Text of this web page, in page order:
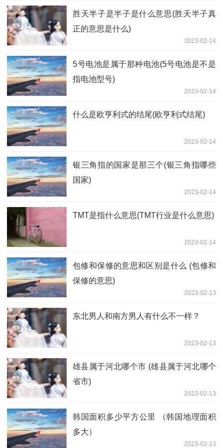
胜天半子是半子是什么意思(胜天半子真
正的意思是什么)
2023-02-14
5号电池是属于那种电池(5号电池是不是
指电池型号)
2023-02-14
什么是欧亨利式的结尾(欧亨利式结尾)
2023-02-14
银三角指的国家是那三个(银三角指哪些
国家)
2023-02-14
TMT是指什么意思(TMT行业是什么意思)
2023-02-14
包修和保修的意思和区别是什么 (包修和
保修的意思)
2023-02-13
东北男人和南方男人有什么不一样？
2023-02-13
雄县属于河北哪个市 (雄县属于河北哪个
省市)
2023-02-13
韩国面积多少平方公里 （韩国地理面积
多大）
2023-02-13